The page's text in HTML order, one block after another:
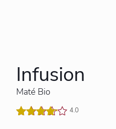
Infusion
Maté Bio
4.0